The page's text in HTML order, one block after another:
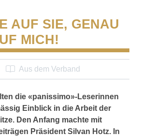
AUF SIE, GENAU
MICH!
Aus dem Verband
die «panissimo»-Leserinnen
Einblick in die Arbeit der
Den Anfang machte mit
Präsident Silvan Hotz. In